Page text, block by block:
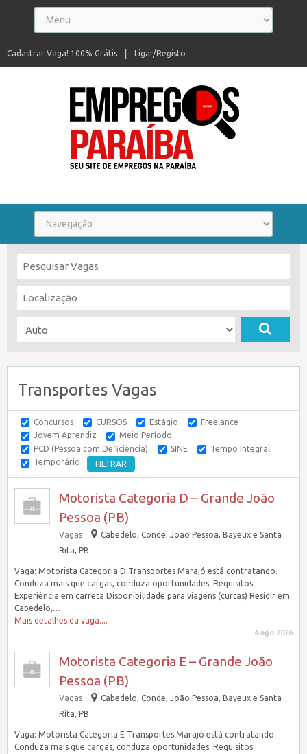
Ligar/Registo
Cadastrar Vaga! 100% Grátis
Transportes Vagas
Concursos CURSOS Estágio
Freelance
Jovem Aprendiz
Meio Período
PCD (Pessoa com Deficiência)
SINE
Tempo Integral
Temporário
Motorista Categoria D – Grande João
Pessoa (PB)
Vagas
Cabedelo, Conde, João Pessoa, Bayeux e Santa
Rita, PB
Vaga: Motorista Categoria D Transportes Marajó está contratando.
Conduza mais que cargas, conduza oportunidades. Requisitos:
Experiência em carreta Disponibilidade para viagens (curtas) Residir em
Cabedelo,…
Mais detalhes da vaga....
4 ago 2026
Motorista Categoria E – Grande João
Pessoa (PB)
Vagas
Cabedelo, Conde, João Pessoa, Bayeux e Santa
Rita, PB
Vaga: Motorista Categoria E Transportes Marajó está contratando.
Conduza mais que cargas, conduza oportunidades. Requisitos: